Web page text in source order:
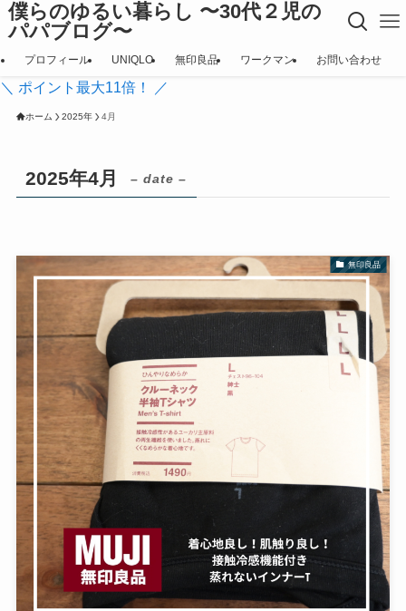
僕らのゆるい暮らし 〜30代２児の
パパブログ〜
プロフィール UNIQLO 無印良品 ワークマン お問い合わせ
＼ ポイント最大11倍！ ／
ホーム 2025年 4月
2025年4月 – date –
無印良品